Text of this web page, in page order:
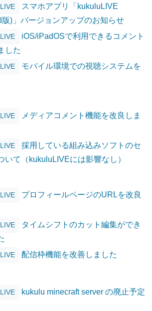
スマホアプリ「kukuluLIVE
)」バージョンアップのお知らせ
iOS/iPadOSで利用できるコメント
した
モバイル環境での視聴システムを
メディアコメント機能を改良しま
採用している組み込みソフトのセ
いて（kukuluLIVEには影響なし）
プロフィールページのURLを改良
タイムシフトのカット編集ができ
配信枠機能を改善しました
kukulu minecraft server の廃止予定